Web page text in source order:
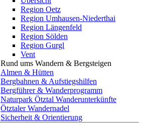
Region Oetz
Region Umhausen-Niederthai
Region Längenfeld
Region Sölden
Region Gurgl
Vent
Rund ums Wandern & Bergsteigen
Almen & Hütten
Bergbahnen & Aufstiegshilfen
Bergführer & Wanderprogramm
Naturpark Ötztal Wanderunterkünfte
Ötztaler Wandernadel
Sicherheit & Orientierung